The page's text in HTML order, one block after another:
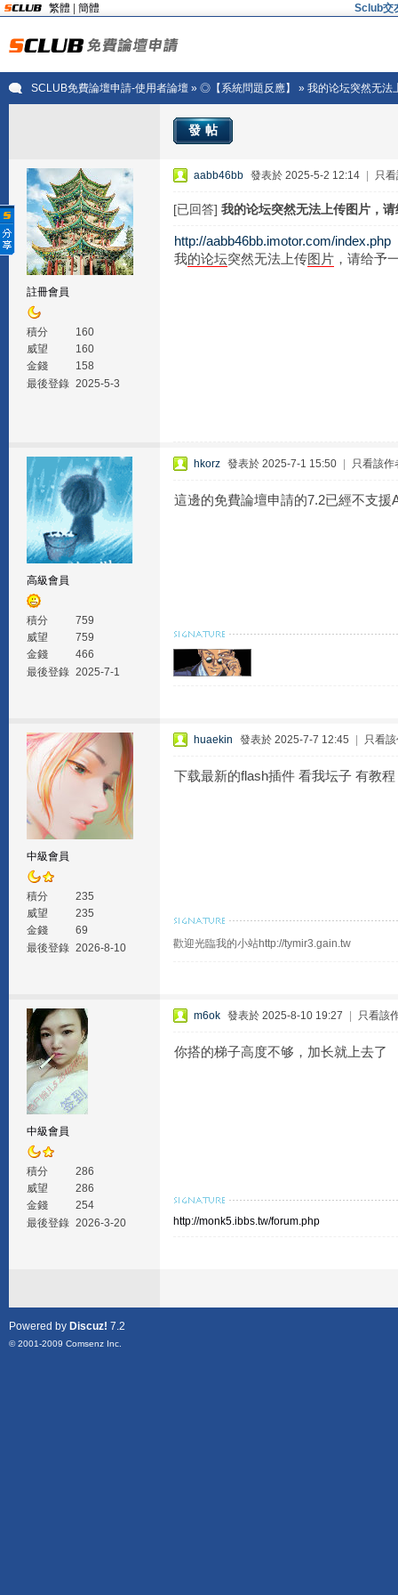
繁體 簡體 Sclub交
SCLUB免費論壇申請-使用者論壇» ◎【系統問題反應】 » 我的论坛突然无法
發帖
註冊會員
積分
160
威望
160
金錢
158
最後登錄 2025-5-3
aabb46bb 發表於 2025-5-2 12:14 只
[已回答] 我的论坛突然无法上传图片，
http://aabb46bb.imotor.com/index.php
我的论坛突然无法上传图片，请给予
高級會員
積分
759
威望
759
金錢
466
最後登錄 2025-7-1
hkorz 發表於 2025-7-1 15:50 只看該作
這邊的免費論壇申請的7.2已經不支援
中級會員
積分
235
威望
235
金錢
69
最後登錄 2026-8-10
huaekin 發表於 2025-7-7 12:45 只看
下载最新的flash插件 看我坛子 有教程
歡迎光臨我的小站http://tymir3.gain.tw
中級會員
積分
286
威望
286
金錢
254
最後登錄 2026-3-20
m6ok 發表於 2025-8-10 19:27 只看該
你搭的梯子高度不够，加长就上去了
http://monk5.ibbs.tw/forum.php
Powered by Discuz! 7.2
© 2001-2009 Comsenz Inc.